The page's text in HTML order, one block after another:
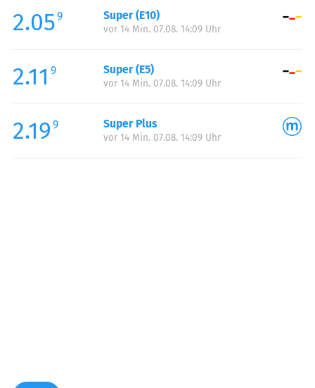
Samstag:
00:00-23:59
Sonntag:
2.059 Super (E10)
vor 14 Min. 07.08. 14:09 Uhr
2.11 9 Super (E5)
vor 14 Min. 07.08. 14:09 Uhr
2.19 9 Super Plus
vor 14 Min. 07.08. 14:09 Uhr